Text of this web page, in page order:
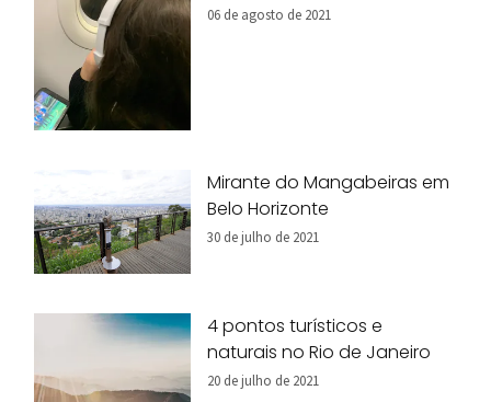
06 de agosto de 2021
Mirante do Mangabeiras em
Belo Horizonte
30 de julho de 2021
4 pontos turísticos e
naturais no Rio de Janeiro
20 de julho de 2021